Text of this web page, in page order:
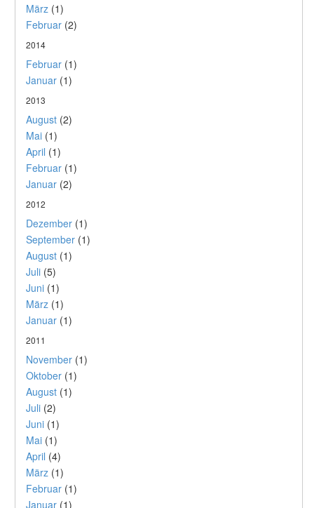
März (1)
Februar (2)
2014
Februar (1)
Januar (1)
2013
August (2)
Mai (1)
April (1)
Februar (1)
Januar (2)
2012
Dezember (1)
September (1)
August (1)
Juli (5)
Juni (1)
März (1)
Januar (1)
2011
November (1)
Oktober (1)
August (1)
Juli (2)
Juni (1)
Mai (1)
April (4)
März (1)
Februar (1)
Januar (1)